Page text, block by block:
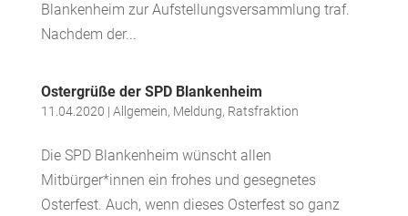
Blankenheim zur Aufstellungsversammlung traf.
Nachdem der...
Ostergrüße der SPD Blankenheim
11.04.2020 | Allgemein, Meldung, Ratsfraktion
Die SPD Blankenheim wünscht allen
Mitbürger*innen ein frohes und gesegnetes
Osterfest. Auch, wenn dieses Osterfest so ganz